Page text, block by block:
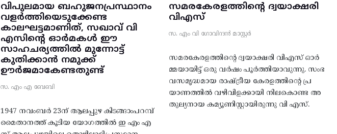
വിപുലമായ ബഹുജനപ്രസ്ഥാനം
വളർത്തിയെടുക്കേണ്ട
കാലഘട്ടമാണിത്, സഖാവ് വി
എസിന്റെ ഓർമകൾ ഈ
സാഹചര്യത്തിൽ മുന്നോട്ട്‌
കുതിക്കാൻ നമുക്ക്
ഊർജമാകേണ്ടതുണ്ട്
സ. എം എ ബേബി
1947 നവംബർ 23ന് ആലപ്പുഴ കിടങ്ങാംപറമ്പ്‌
മൈതാനത്ത്‌ കൂടിയ യോഗത്തിൽ ഇ എം എ
സമരകേരളത്തിൻ്റെ ദ്വയാക്ഷരി
വിഎസ്
സ. എം വി ഗോവിന്ദൻ മാസ്റ്റർ
സമരകേരളത്തിൻ്റെ ദ്വയാക്ഷരി വിഎസ് ഓർ
മ്മയായിട്ട് ഒരു വർഷം പൂർത്തിയാവുന്നു. സംഭ
വസമൃദ്ധമായ രാഷ്ട്രീയ കേരളത്തിന്റെ പ്ര
യാണത്തിൽ വഴിവിളക്കായി നിലകൊണ്ട അ
തുല്യനായ കമ്യൂണിസ്റ്റായിരുന്നു വി എസ്.